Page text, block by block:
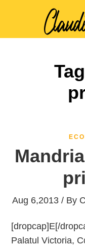
Aug 6,2013 / By
[dropcap]E[/
Palatul Victoria,